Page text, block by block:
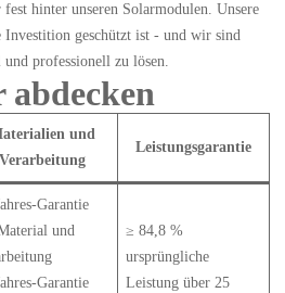
fest hinter unseren Solarmodulen. Unsere
Investition geschützt ist - und wir sind
professionell zu lösen.
abdecken
und
Verarbeitung
Leistungsgarantie
Garantie
und
Garantie
≥ 84,8 %
ursprüngliche
Leistung über 25